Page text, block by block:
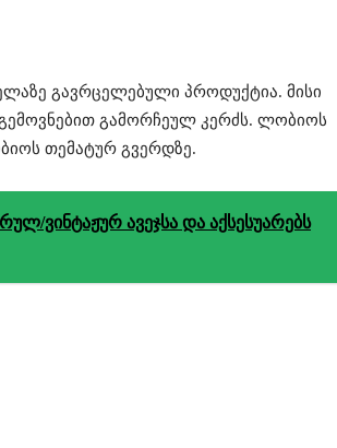
გავრცელებული პროდუქტია. მისი
გამორჩეულ კერძს. ლობიოს
თემატურ გვერდზე.
ვინტაჟურ ავეჯსა და აქსესუარებს